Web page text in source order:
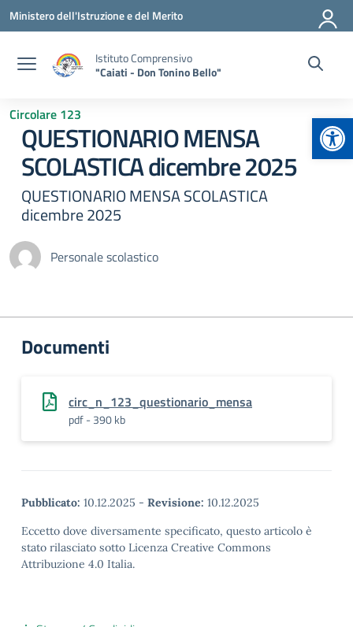
Vai ai contenuti
Vai al menu di navigazione
Vai al footer
Ministero dell'Istruzione e del Merito
Istituto Comprensivo
"Caiati - Don Tonino Bello"
Circolare 123
QUESTIONARIO MENSA
SCOLASTICA dicembre 2025
QUESTIONARIO MENSA SCOLASTICA
dicembre 2025
Personale scolastico
Documenti
circ_n_123_questionario_mensa
pdf - 390 kb
Pubblicato: 10.12.2025 - Revisione: 10.12.2025
Eccetto dove diversamente specificato, questo articolo è
stato rilasciato sotto Licenza Creative Commons
Attribuzione 4.0 Italia.